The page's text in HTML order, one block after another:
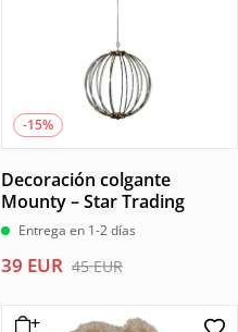
-15%
Decoración colgante
Mounty – Star Trading
Entrega en 1-2 días
45EUR
El
original
39 EUR
El
actual